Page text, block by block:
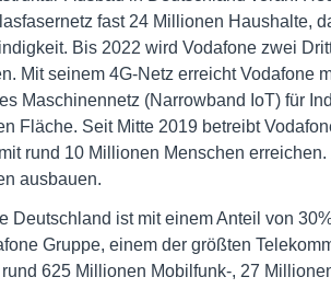
fast 24 Millionen Haushalte,
Bis 2022 wird Vodafone zwei
Mit seinem 4G-Netz erreicht Vodafone
Maschinennetz (Narrowband IoT) für
Fläche. Seit Mitte 2019 betreibt
rund 10 Millionen Menschen
ausbauen.
Deutschland ist mit einem Anteil von
Gruppe, einem der größten
625 Millionen Mobilfunk-, 27